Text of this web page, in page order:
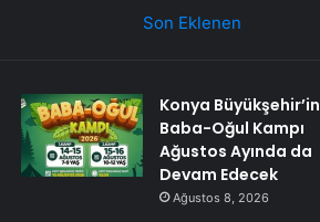
Son Eklenen
Konya Büyükşehir’in
Baba-Oğul Kampı
Ağustos Ayında da
Devam Edecek
Ağustos 8, 2026